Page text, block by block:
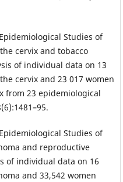
Studies of
cervix and tobacco
of individual data on 13
cervix and 23 017 women
from 23 epidemiological
Studies of
and reproductive
of individual data on 16
and 33,542 women